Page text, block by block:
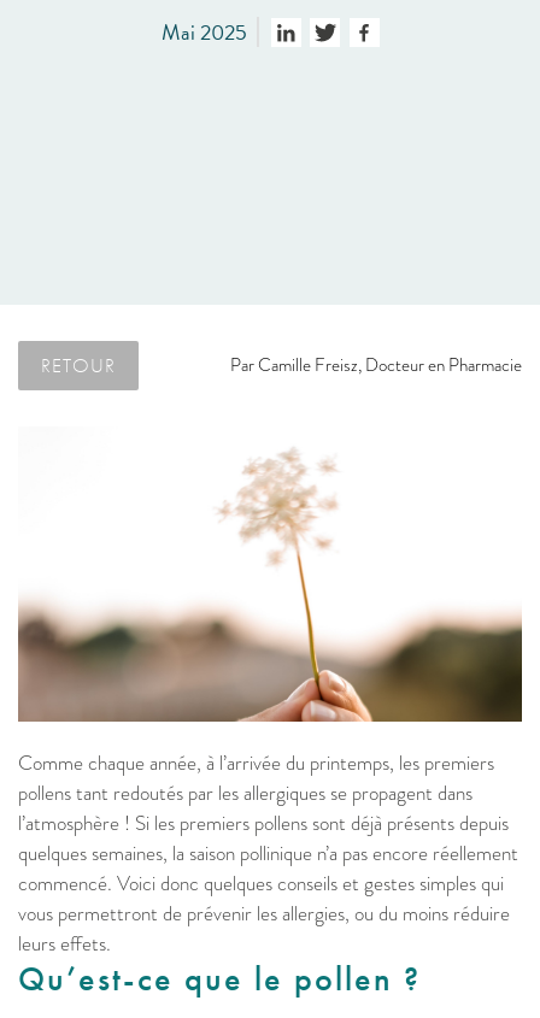
Mai 2025
RETOUR ParCamille Freisz, Docteur en Pharmacie
Comme chaque année, à l’arrivée du printemps, les premiers
pollens tant redoutés par les allergiques se propagent dans
l’atmosphère ! Si les premiers pollens sont déjà présents depuis
quelques semaines, la saison pollinique n’a pas encore réellement
commencé. Voici donc quelques conseils et gestes simples qui
vous permettront de prévenir les allergies, ou du moins réduire
leurs effets.
Qu’est-ce que le pollen ?